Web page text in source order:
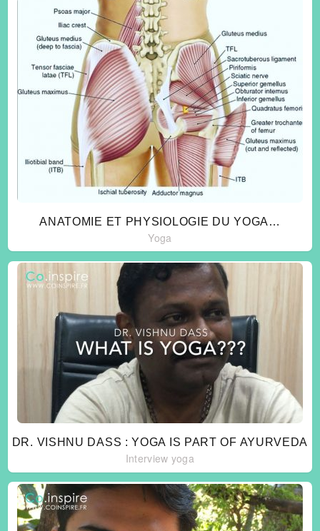
ANATOMIE ET PHYSIOLOGIE DU YOGA…
Yoga
DR. VISHNU DASS : YOGA IS PART OF AYURVEDA
Interview yoga